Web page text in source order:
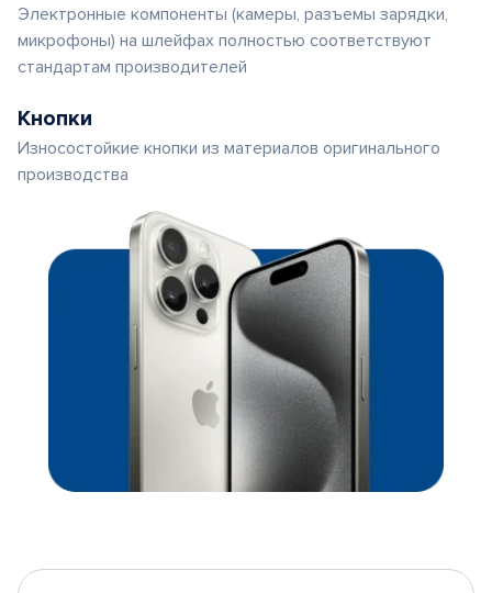
Электронные компоненты (камеры, разъемы зарядки,
микрофоны) на шлейфах полностью соответствуют
стандартам производителей
Кнопки
Износостойкие кнопки из материалов оригинального
производства